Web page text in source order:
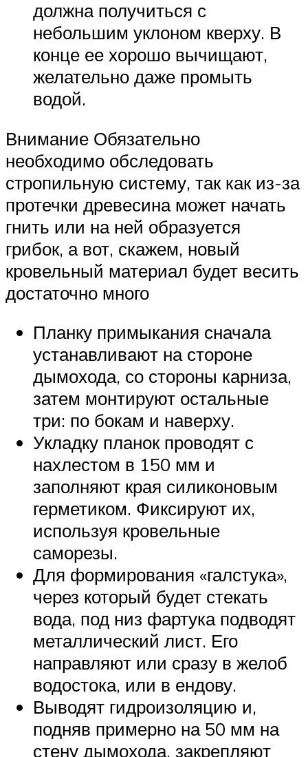
должна получиться с
небольшим уклоном кверху. В
конце ее хорошо вычищают,
желательно даже промыть
водой.
Внимание Обязательно
необходимо обследовать
стропильную систему, так как из-за
протечки древесина может начать
гнить или на ней образуется
грибок, а вот, скажем, новый
кровельный материал будет весить
достаточно много
Планку примыкания сначала
устанавливают на стороне
дымохода, со стороны карниза,
затем монтируют остальные
три: по бокам и наверху.
Укладку планок проводят с
нахлестом в 150 мм и
заполняют края силиконовым
герметиком. Фиксируют их,
используя кровельные
саморезы.
Для формирования «галстука»,
через который будет стекать
вода, под низ фартука подводят
металлический лист. Его
направляют или сразу в желоб
водостока, или в ендову.
Выводят гидроизоляцию и,
подняв примерно на 50 мм на
стену дымохода, закрепляют